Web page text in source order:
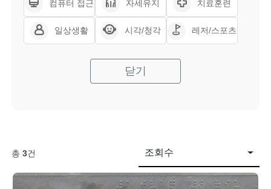
컴퓨터 접근 자세유지 치료훈련
일상생활 시각/청각 레저/스포츠
닫기
총3건 조회수